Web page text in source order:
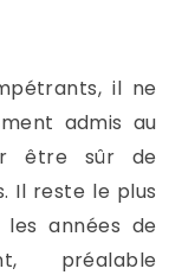
il ne
admis au
être sûr de
Il reste le plus
les années de
préalable